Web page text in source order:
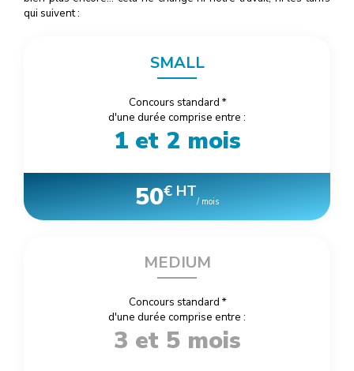
qui suivent :
SMALL
Concours standard *
d'une durée comprise entre :
1 et 2 mois
50€ HT
/ mois
MEDIUM
Concours standard *
d'une durée comprise entre :
3 et 5 mois